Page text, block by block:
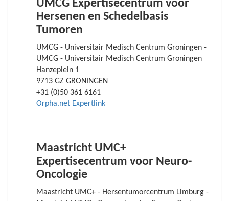
UMCG Expertisecentrum voor
Hersenen en Schedelbasis
Tumoren
UMCG - Universitair Medisch Centrum Groningen -
UMCG - Universitair Medisch Centrum Groningen
Hanzeplein 1
9713 GZ GRONINGEN
+31 (0)50 361 6161
Orpha.net Expertlink
Maastricht UMC+
Expertisecentrum voor Neuro-
Oncologie
Maastricht UMC+ - Hersentumorcentrum Limburg -